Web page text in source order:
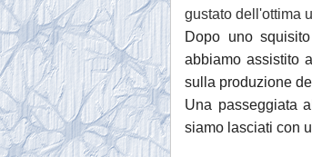
gustato dell'ottima
Dopo uno
abbiamo assistito
sulla produzione
Una passeggiata
siamo lasciati con